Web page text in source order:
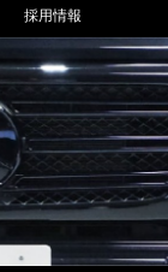
採用情報